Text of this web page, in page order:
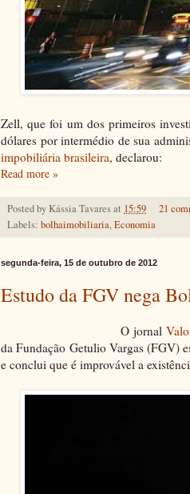
Zell, que foi um dos primeiros
dólares por intermédio de sua
impobiliária brasileira, declarou:
Read more »
Posted byKássia Tavaresat 15:59
21
Labels: bolhaimobiliaria,Economia
segunda-feira, 15 de outubro de 2012
Estudo da FGV nega
O jornal
da Fundação Getulio Vargas (FGV)
e conclui que é improvável a